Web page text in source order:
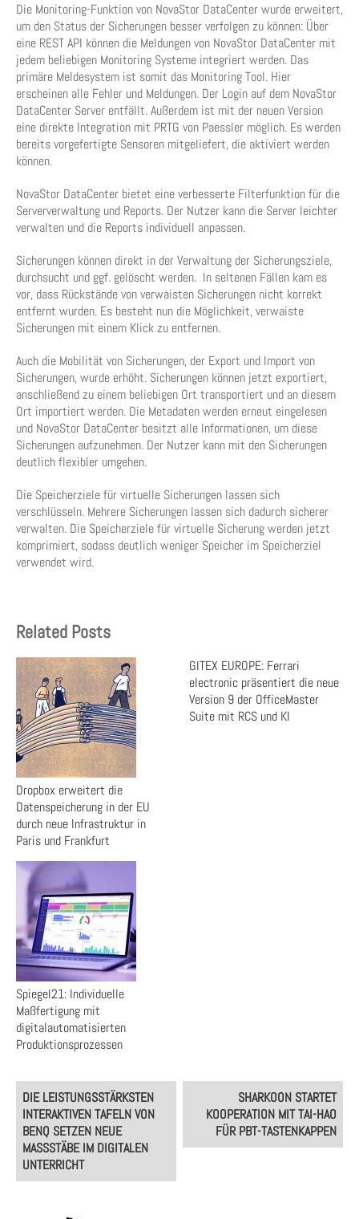
Die Monitoring-Funktion von NovaStor DataCenter wurde erweitert,
um den Status der Sicherungen besser verfolgen zu können: Über
eine REST API können die Meldungen von NovaStor DataCenter mit
jedem beliebigen Monitoring Systeme integriert werden. Das
primäre Meldesystem ist somit das Monitoring Tool. Hier
erscheinen alle Fehler und Meldungen. Der Login auf dem NovaStor
DataCenter Server entfällt. Außerdem ist mit der neuen Version
eine direkte Integration mit PRTG von Paessler möglich. Es werden
bereits vorgefertigte Sensoren mitgeliefert, die aktiviert werden
können.
NovaStor DataCenter bietet eine verbesserte Filterfunktion für die
Serververwaltung und Reports. Der Nutzer kann die Server leichter
verwalten und die Reports individuell anpassen.
Sicherungen können direkt in der Verwaltung der Sicherungsziele,
durchsucht und ggf. gelöscht werden. In seltenen Fällen kam es
vor, dass Rückstände von verwaisten Sicherungen nicht korrekt
entfernt wurden. Es besteht nun die Möglichkeit, verwaiste
Sicherungen mit einem Klick zu entfernen.
Auch die Mobilität von Sicherungen, der Export und Import von
Sicherungen, wurde erhöht. Sicherungen können jetzt exportiert,
anschließend zu einem beliebigen Ort transportiert und an diesem
Ort importiert werden. Die Metadaten werden erneut eingelesen
und NovaStor DataCenter besitzt alle Informationen, um diese
Sicherungen aufzunehmen. Der Nutzer kann mit den Sicherungen
deutlich flexibler umgehen.
Die Speicherziele für virtuelle Sicherungen lassen sich
verschlüsseln. Mehrere Sicherungen lassen sich dadurch sicherer
verwalten. Die Speicherziele für virtuelle Sicherung werden jetzt
komprimiert, sodass deutlich weniger Speicher im Speicherziel
verwendet wird.
Related Posts
Dropbox erweitert die
Datenspeicherung in der EU
durch neue Infrastruktur in
Paris und Frankfurt
GITEX EUROPE: Ferrari
electronic präsentiert die neue
Version 9 der OfficeMaster
Suite mit RCS und KI
Spiegel21: Individuelle
Maßfertigung mit
digitalautomatisierten
Produktionsprozessen
Post
navigation
DIE LEISTUNGSSTÄRKSTEN
INTERAKTIVEN TAFELN VON
BENQ SETZEN NEUE
MASSSTÄBE IM DIGITALEN U
NTERRICHT
SHARKOON STARTET
KOOPERATION MIT TAI-HAO
FÜR PBT-TASTENKAPPEN